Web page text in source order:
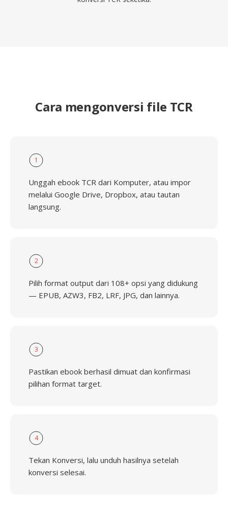
Cara mengonversi file TCR
1
Unggah ebook TCR dari Komputer, atau impor
melalui Google Drive, Dropbox, atau tautan
langsung.
2
Pilih format output dari 108+ opsi yang didukung
— EPUB, AZW3, FB2, LRF, JPG, dan lainnya.
3
Pastikan ebook berhasil dimuat dan konfirmasi
pilihan format target.
4
Tekan Konversi, lalu unduh hasilnya setelah
konversi selesai.